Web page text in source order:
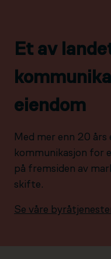
Et av
eiendom
Med mer enn 20
kommunikasjon for
på fremsiden av
skifte.
Se våre